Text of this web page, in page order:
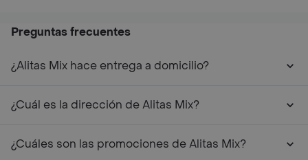
Preguntas frecuentes
¿Alitas Mix hace entrega a domicilio?
¿Cuál es la dirección de Alitas Mix?
¿Cuáles son las promociones de Alitas Mix?